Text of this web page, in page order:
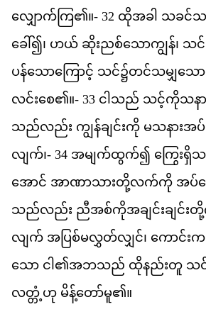
လက ကြ၏။- 32 ထအခ သခင
ခ ေါ်၍၊ ဟယ ဆညစသကန်၊ သင
ပနသကင သင်၌​တငသမသ
လငစေ၏။- 33 င သည သငကသ
သညလည ကနခငက မသနအပ
လက်၊- 34 အမကထက်၍ ကရသ
အင အဏသတလကက အပ
သညလည ညအစကအခငခငတ
လက အ ပစမလတလင်၊ ကငက
သ င ါ၏​အဘသည ထနညတ သ
လတ ဟ မနတမူ၏။